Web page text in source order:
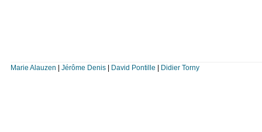
Marie Alauzen Jérôme Denis| David Pontille Didier Torny